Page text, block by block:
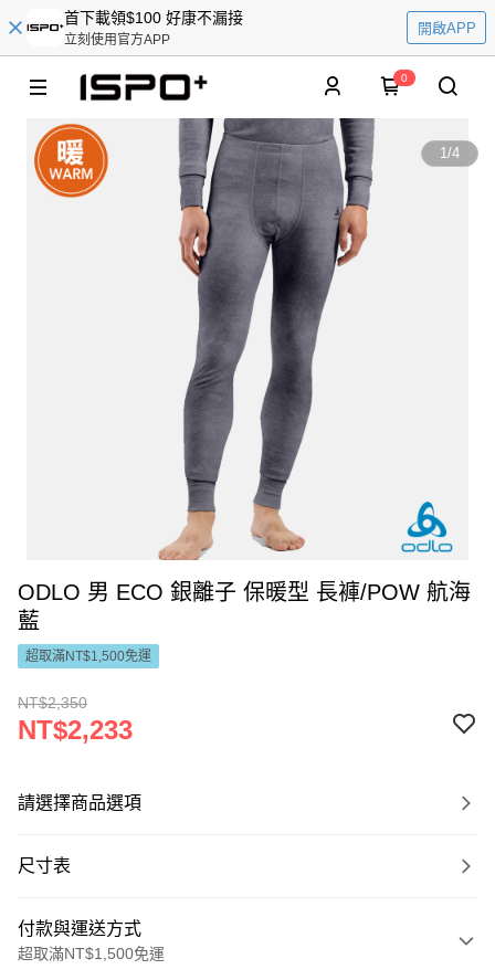
首下載領$100 好康不漏接
立刻使用官方APP
開啟APP
0
1/4
ODLO 男 ECO 銀離子 保暖型 長褲/POW 航海
藍
超取滿NT$1,500免運
NT$2,350
NT$2,233
請選擇商品選項
尺寸表
付款與運送方式
超取滿NT$1,500免運